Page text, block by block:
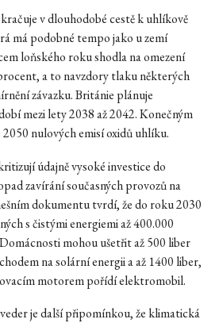
v dlouhodobé cestě k uhlíkově
má podobné tempo jako u zemí
loňského roku shodla na omezení
a to navzdory tlaku některých
závazku. Británie plánuje
mezi lety 2038 až 2042. Konečným
nulových emisí oxidů uhlíku.
údajně vysoké investice do
zavírání současných provozů na
dokumentu tvrdí, že do roku 2030
s čistými energiemi až 400.000
mohou ušetřit až 500 liber
na solární energii a až 1400 liber,
motorem pořídí elektromobil.
je další připomínkou, že klimatická